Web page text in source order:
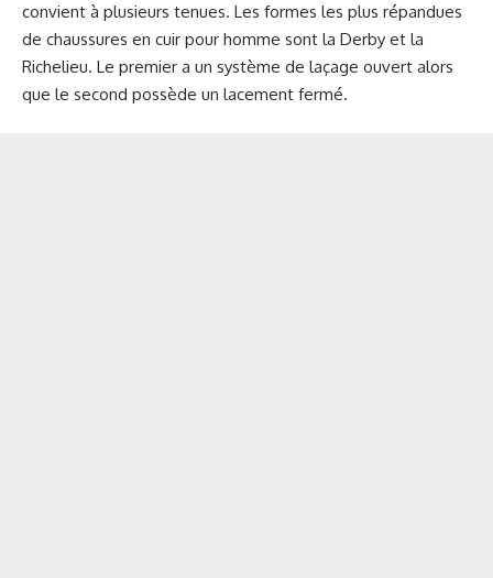
convient à plusieurs tenues. Les formes les plus répandues
de chaussures en cuir pour homme sont la Derby et la
Richelieu. Le premier a un système de laçage ouvert alors
que le second possède un lacement fermé.